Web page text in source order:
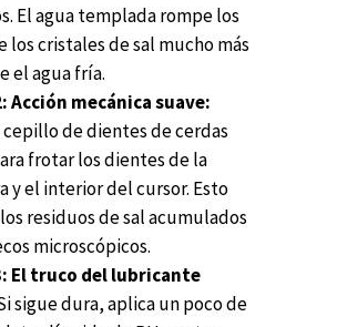
El agua templada rompe los
los cristales de sal mucho más
el agua fría.
Acción mecánica suave:
de dientes de cerdas
frotar los dientes de la
y el interior del cursor. Esto
residuos de sal acumulados
microscópicos.
El truco del lubricante
sigue dura, aplica un poco de